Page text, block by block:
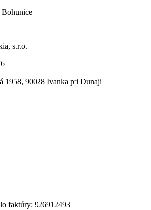
Bohunice
s.r.o.
1958, 90028 Ivanka pri Dunaji
faktúry: 926912493